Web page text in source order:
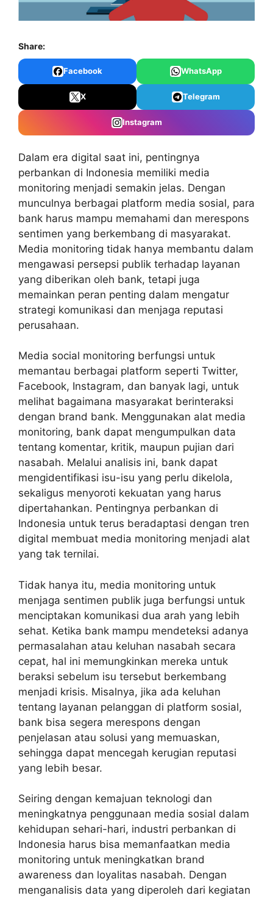
Share:
Facebook WhatsApp
X Telegram
Instagram
Dalam era digital saat ini, pentingnya
perbankan di Indonesia memiliki media
monitoring menjadi semakin jelas. Dengan
munculnya berbagai platform media sosial, para
bank harus mampu memahami dan merespons
sentimen yang berkembang di masyarakat.
Media monitoring tidak hanya membantu dalam
mengawasi persepsi publik terhadap layanan
yang diberikan oleh bank, tetapi juga
memainkan peran penting dalam mengatur
strategi komunikasi dan menjaga reputasi
perusahaan.
Media social monitoring berfungsi untuk
memantau berbagai platform seperti Twitter,
Facebook, Instagram, dan banyak lagi, untuk
melihat bagaimana masyarakat berinteraksi
dengan brand bank. Menggunakan alat media
monitoring, bank dapat mengumpulkan data
tentang komentar, kritik, maupun pujian dari
nasabah. Melalui analisis ini, bank dapat
mengidentifikasi isu-isu yang perlu dikelola,
sekaligus menyoroti kekuatan yang harus
dipertahankan. Pentingnya perbankan di
Indonesia untuk terus beradaptasi dengan tren
digital membuat media monitoring menjadi alat
yang tak ternilai.
Tidak hanya itu, media monitoring untuk
menjaga sentimen publik juga berfungsi untuk
menciptakan komunikasi dua arah yang lebih
sehat. Ketika bank mampu mendeteksi adanya
permasalahan atau keluhan nasabah secara
cepat, hal ini memungkinkan mereka untuk
beraksi sebelum isu tersebut berkembang
menjadi krisis. Misalnya, jika ada keluhan
tentang layanan pelanggan di platform sosial,
bank bisa segera merespons dengan
penjelasan atau solusi yang memuaskan,
sehingga dapat mencegah kerugian reputasi
yang lebih besar.
Seiring dengan kemajuan teknologi dan
meningkatnya penggunaan media sosial dalam
kehidupan sehari-hari, industri perbankan di
Indonesia harus bisa memanfaatkan media
monitoring untuk meningkatkan brand
awareness dan loyalitas nasabah. Dengan
menganalisis data yang diperoleh dari kegiatan